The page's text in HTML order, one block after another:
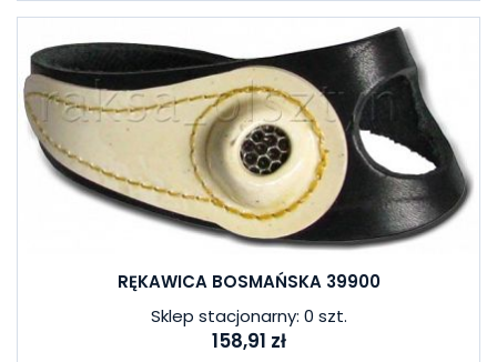
RĘKAWICA BOSMAŃSKA 39900
Sklep stacjonarny: 0 szt.
158,91 zł